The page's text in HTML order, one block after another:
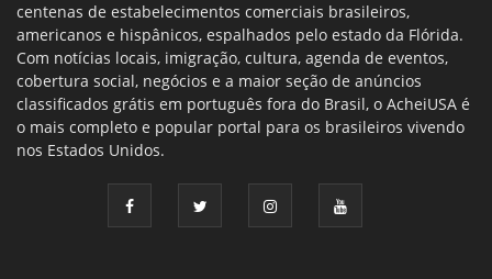
centenas de estabelecimentos comerciais brasileiros,
americanos e hispânicos, espalhados pelo estado da Flórida.
Com notícias locais, imigração, cultura, agenda de eventos,
cobertura social, negócios e a maior seção de anúncios
classificados grátis em português fora do Brasil, o AcheiUSA é
o mais completo e popular portal para os brasileiros vivendo
nos Estados Unidos.